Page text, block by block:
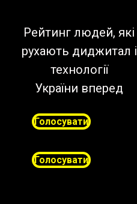
Рейтинг людей, які
рухають диджитал і
технології
України вперед
Голосувати
Голосувати